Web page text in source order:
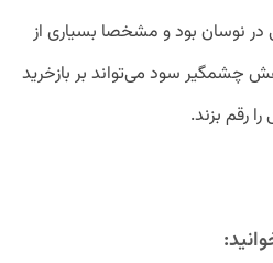
نوسان بود و مشخصا بسیاری از
چشمگیر سود می‌‌تواند بر بازخرید
رقم بزند.